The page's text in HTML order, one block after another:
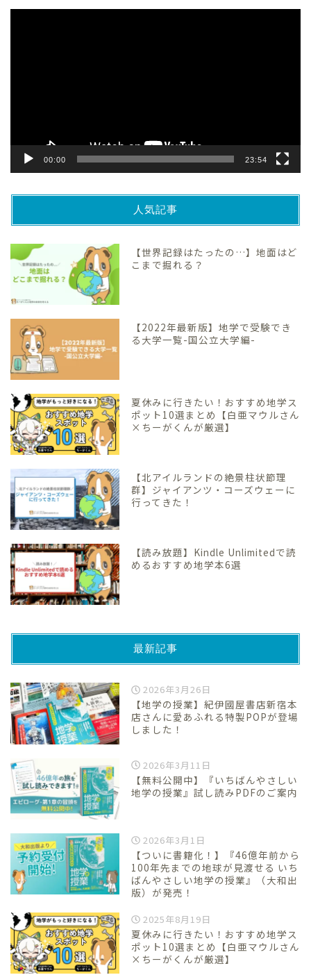
00:00 23:54
人気記事
【世界記録はたったの…】地面はど
こまで掘れる？
【2022年最新版】地学で受験でき
る大学一覧-国公立大学編-
夏休みに行きたい！おすすめ地学ス
ポット10選まとめ【白亜マウルさん
×ちーがくんが厳選】
【北アイルランドの絶景柱状節理
群】ジャイアンツ・コーズウェーに
行ってきた！
【読み放題】Kindle Unlimitedで読
めるおすすめ地学本6選
最新記事
2026年3月26日
【地学の授業】紀伊國屋書店新宿本
店さんに愛あふれる特製POPが登場
しました！
2026年3月11日
【無料公開中】『いちばんやさしい
地学の授業』試し読みPDFのご案内
2026年3月1日
【ついに書籍化！】『46億年前から
100年先までの地球が見渡せる いち
ばんやさしい地学の授業』（大和出
版）が発売！
2025年8月19日
夏休みに行きたい！おすすめ地学ス
ポット10選まとめ【白亜マウルさん
×ちーがくんが厳選】